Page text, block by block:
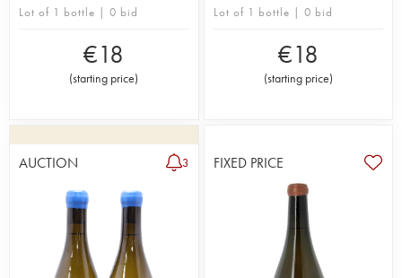
Lot of 1 bottle | 0 bid
€18
(starting price)
Lot of 1 bottle | 0 bid
€18
(starting price)
AUCTION 3 FIXED PRICE